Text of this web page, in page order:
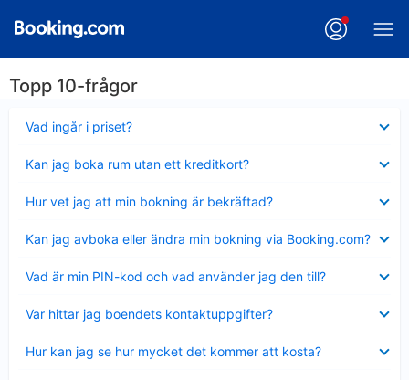
Topp 10-frågor
Vad ingår i priset?
mindre
Kan jag boka rum utan ett kreditkort?
mindre
Hur vet jag att min bokning är bekräftad?
mindre
Kan jag avboka eller ändra min bokning via Booking.com?
mindre
Vad är min PIN-kod och vad använder jag den till?
mindre
Var hittar jag boendets kontaktuppgifter?
mindre
Hur kan jag se hur mycket det kommer att kosta?
mindre